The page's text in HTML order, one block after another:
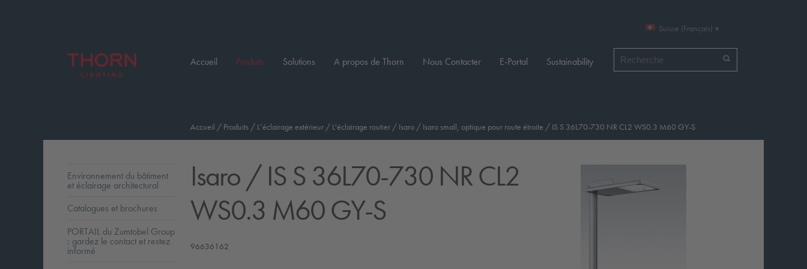
Suisse (Français)
Accueil Produits Solutions A propos de Thorn Nous Contacter E-Portal Sustainability
Accueil / Produits / L’éclairage extérieur / L'éclairage routier / Isaro / Isaro small, optique pour route étroite / IS S 36L70-730 NR CL2 WS0.3 M60 GY-S
Isaro / IS S 36L70-730 NR CL2
WS0.3 M60 GY-S
96636162
Environnement du bâtiment
et éclairage architectural
Catalogues et brochures
PORTAIL du Zumtobel Group
: gardez le contact et restez
informé